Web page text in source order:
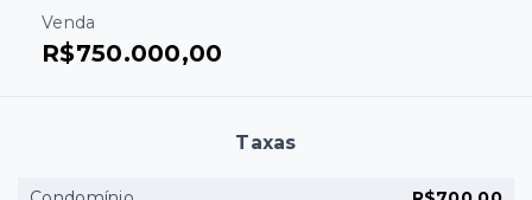
Venda
R$750.000,00
Taxas